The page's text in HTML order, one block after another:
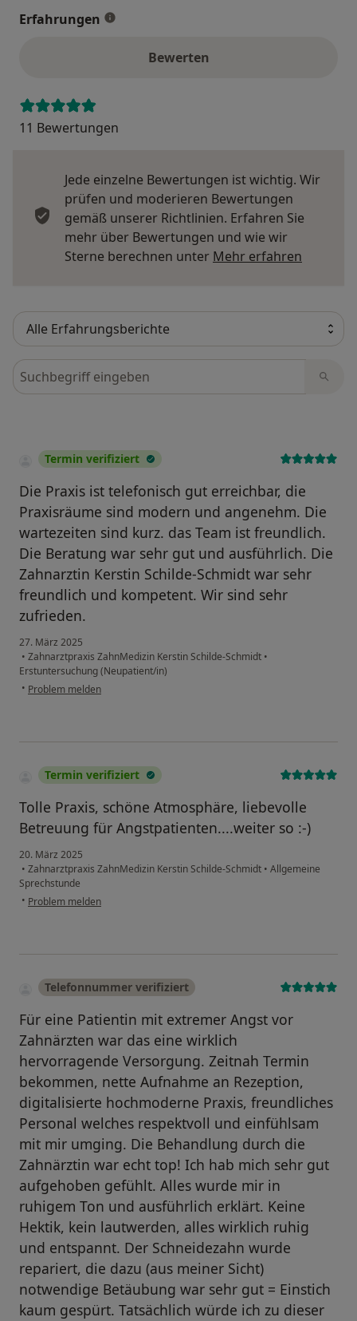
Erfahrungen
Bewerten
11 Bewertungen
Jede einzelne Bewertungen ist wichtig. Wir
prüfen und moderieren Bewertungen
gemäß unserer Richtlinien. Erfahren Sie
mehr über Bewertungen und wie wir
Sterne berechnen unter Mehr erfahren
Bewertungen durchsuchen
Termin verifiziert
Die Praxis ist telefonisch gut erreichbar, die
Praxisräume sind modern und angenehm. Die
wartezeiten sind kurz. das Team ist freundlich.
Die Beratung war sehr gut und ausführlich. Die
Zahnarztin Kerstin Schilde-Schmidt war sehr
freundlich und kompetent. Wir sind sehr
zufrieden.
27. März 2025
• Zahnarztpraxis ZahnMedizin Kerstin Schilde-Schmidt •
Erstuntersuchung (Neupatient/in)
• Problem melden
Termin verifiziert
Tolle Praxis, schöne Atmosphäre, liebevolle
Betreuung für Angstpatienten....weiter so :-)
20. März 2025
• Zahnarztpraxis ZahnMedizin Kerstin Schilde-Schmidt • Allgemeine
Sprechstunde
• Problem melden
Telefonnummer verifiziert
Für eine Patientin mit extremer Angst vor
Zahnärzten war das eine wirklich
hervorragende Versorgung. Zeitnah Termin
bekommen, nette Aufnahme an Rezeption,
digitalisierte hochmoderne Praxis, freundliches
Personal welches respektvoll und einfühlsam
mit mir umging. Die Behandlung durch die
Zahnärztin war echt top! Ich hab mich sehr gut
aufgehoben gefühlt. Alles wurde mir in
ruhigem Ton und ausführlich erklärt. Keine
Hektik, kein lautwerden, alles wirklich ruhig
und entspannt. Der Schneidezahn wurde
repariert, die dazu (aus meiner Sicht)
notwendige Betäubung war sehr gut = Einstich
kaum gespürt. Tatsächlich würde ich zu dieser